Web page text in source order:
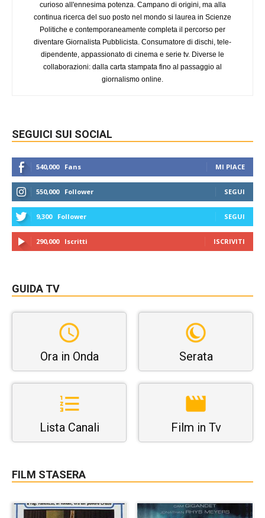
curioso all'ennesima potenza. Campano di origini, ma alla
continua ricerca del suo posto nel mondo si laurea in Scienze
Politiche e contemporaneamente completa il percorso per
diventare Giornalista Pubblicista. Consumatore di dischi, tele-
dipendente, appassionato di cinema e serie tv. Diverse le
collaborazioni: dalla carta stampata fino al passaggio al
giornalismo online.
SEGUICI SUI SOCIAL
540,000 Fans MI PIACE
550,000 Follower SEGUI
9,300 Follower SEGUI
290,000 Iscritti ISCRIVITI
GUIDA TV
Ora in Onda Serata
Lista Canali Film in Tv
FILM STASERA